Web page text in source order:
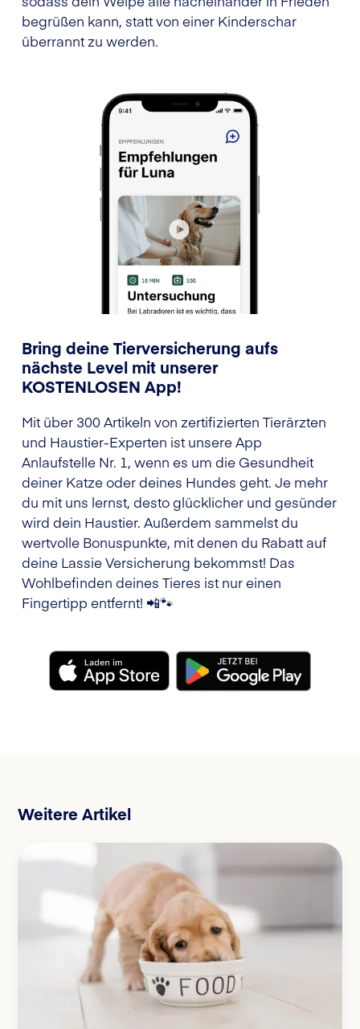
begrüßen kann, statt von einer Kinderschar
überrannt zu werden.
Bring deine Tierversicherung aufs
nächste Level mit unserer
KOSTENLOSEN App!
Mit über 300 Artikeln von zertifizierten Tierärzten
und Haustier-Experten ist unsere App
Anlaufstelle Nr. 1, wenn es um die Gesundheit
deiner Katze oder deines Hundes geht. Je mehr
du mit uns lernst, desto glücklicher und gesünder
wird dein Haustier. Außerdem sammelst du
wertvolle Bonuspunkte, mit denen du Rabatt auf
deine Lassie Versicherung bekommst! Das
Wohlbefinden deines Tieres ist nur einen
Fingertipp entfernt! 📲🐾
Weitere Artikel